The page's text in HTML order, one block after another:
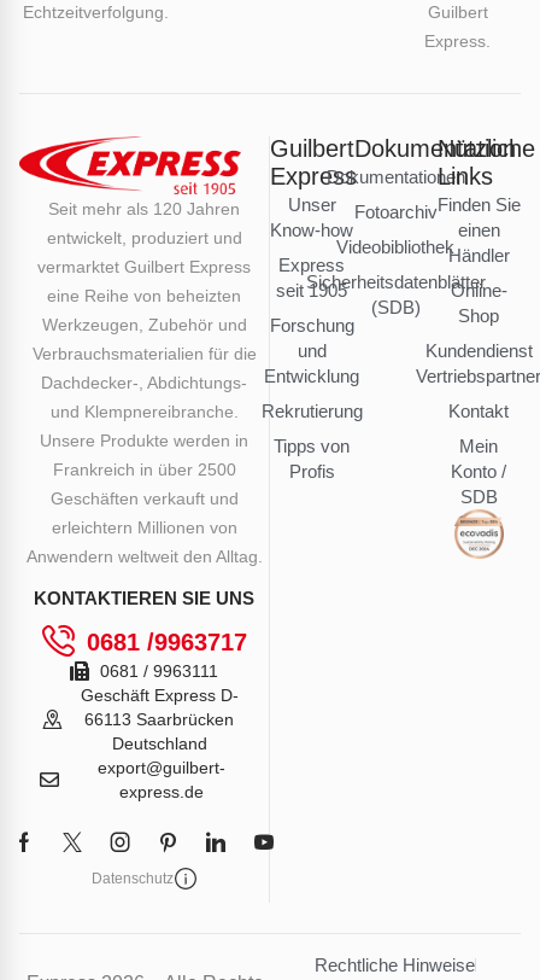
Echtzeitverfolgung.
Guilbert
Express.
Seit mehr als 120 Jahren
entwickelt, produziert und
vermarktet Guilbert Express
eine Reihe von beheizten
Werkzeugen, Zubehör und
Verbrauchsmaterialien für die
Dachdecker-, Abdichtungs-
und Klempnereibranche.
Unsere Produkte werden in
Frankreich in über 2500
Geschäften verkauft und
erleichtern Millionen von
Anwendern weltweit den Alltag.
KONTAKTIEREN SIE UNS
0681 /9963717
0681 / 9963111
Geschäft Express D-
66113 Saarbrücken
Deutschland
export@guilbert-
express.de
Datenschutz
Guilbert
Express
Unser
Know-how
Express
seit 1905
Forschung
und
Entwicklung
Rekrutierung
Tipps von
Profis
Dokumentation
Dokumentationen
Fotoarchiv
Videobibliothek
Sicherheitsdatenblätter
(SDB)
Nützliche
Links
Finden Sie
einen
Händler
Online-
Shop
Kundendienst
Kontakt
Mein
Konto /
SDB
Rechtliche Hinweise